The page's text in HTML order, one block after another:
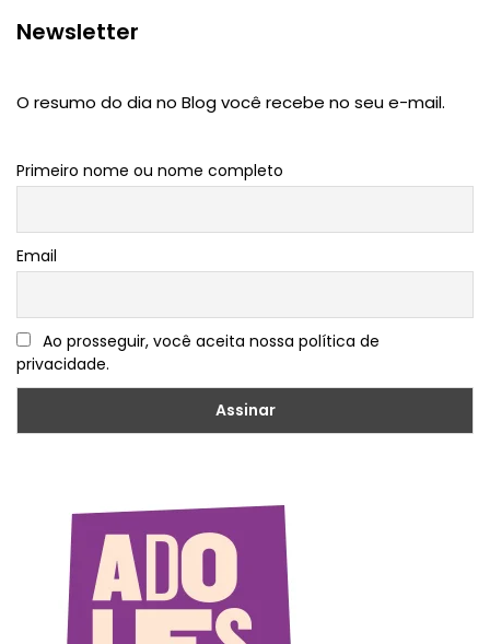
Newsletter
O resumo do dia no Blog você recebe no seu e-mail.
Primeiro nome ou nome completo
Email
Ao prosseguir, você aceita nossa política de
privacidade.